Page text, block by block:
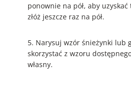
ponownie na pół, aby
złóż jeszcze raz na pół.
5. Narysuj wzór śnieżynki lub
skorzystać z wzoru
własny.